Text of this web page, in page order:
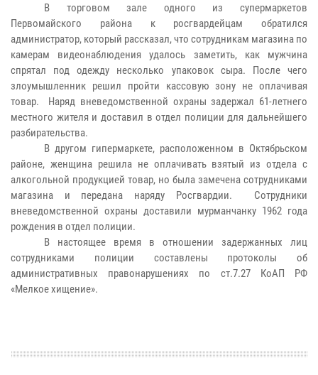
В торговом зале одного из супермаркетов
Первомайского района к росгвардейцам обратился
администратор, который рассказал, что сотрудникам магазина по
камерам видеонаблюдения удалось заметить, как мужчина
спрятал под одежду несколько упаковок сыра. После чего
злоумышленник решил пройти кассовую зону не оплачивая
товар. Наряд вневедомственной охраны задержал 61-летнего
местного жителя и доставил в отдел полиции для дальнейшего
разбирательства.
В другом гипермаркете, расположенном в Октябрьском
районе, женщина решила не оплачивать взятый из отдела с
алкогольной продукцией товар, но была замечена сотрудниками
магазина и передана наряду Росгвардии. Сотрудники
вневедомственной охраны доставили мурманчанку 1962 года
рождения в отдел полиции.
В настоящее время в отношении задержанных лиц
сотрудниками полиции составлены протоколы об
административных правонарушениях по ст.7.27 КоАП РФ
«Мелкое хищение».